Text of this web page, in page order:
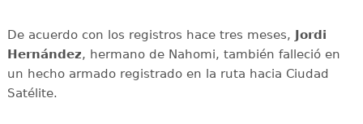
De acuerdo con los registros hace tres meses, Jordi
Hernández, hermano de Nahomi, también falleció en
un hecho armado registrado en la ruta hacia Ciudad
Satélite.